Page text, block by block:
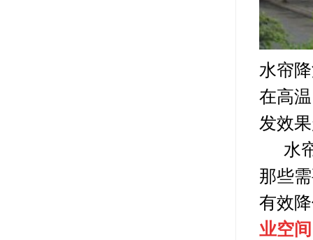
水帘
在高
发效
水帘
那些
有效
业空